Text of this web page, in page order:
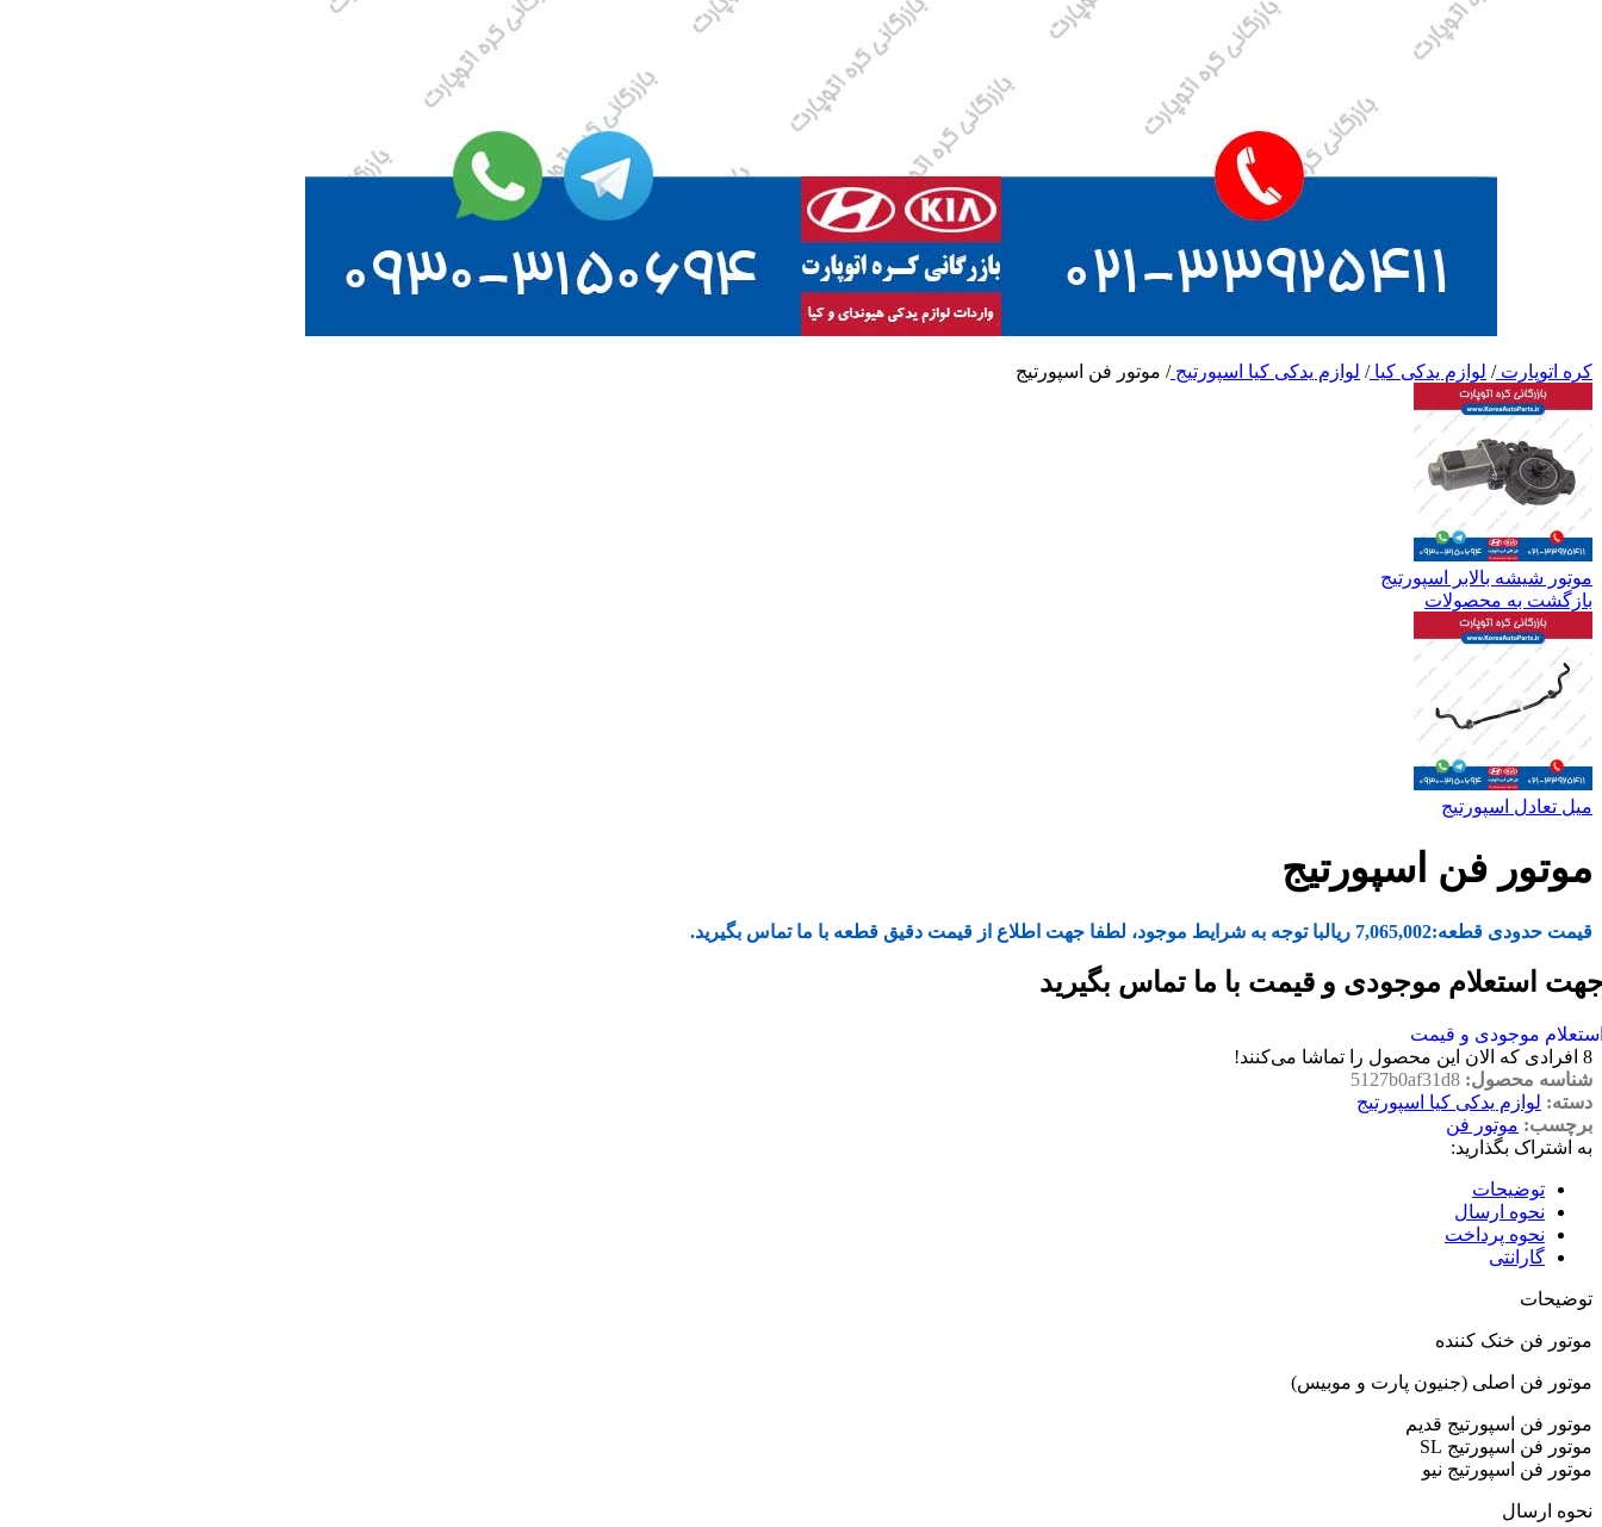
کره اتوپارت/ لوازم یدکی کیا/ لوازم یدکی کیا اسپورتیج/ موتور فن اسپورتیج
موتور شیشه بالابر اسپورتیج
بازگشت به محصولات
میل تعادل اسپورتیج
موتور فن اسپورتیج
قیمت حدودی قطعه:7,065,002 ریالبا توجه به شرایط موجود، لطفا جهت اطلاع از قیمت دقیق قطعه با ما تماس بگیرید.
استعلام موجودی و قیمت با ما تماس بگیرید
موجودی و قیمت
8 افرادی که الان این محصول را تماشا می‌کنند!
شناسه محصول: 5127b0af31d8
دسته: لوازم یدکی کیا اسپورتیج
برچسب: موتور فن
به اشتراک بگذارید:
توضیحات
نحوه ارسال
نحوه پرداخت
گارانتی
توضیحات
موتور فن خنک کننده
موتور فن اصلی (جنیون پارت و موبیس)
موتور فن اسپورتیج قدیم
موتور فن اسپورتیج SL
موتور فن اسپورتیج نیو
نحوه ارسال